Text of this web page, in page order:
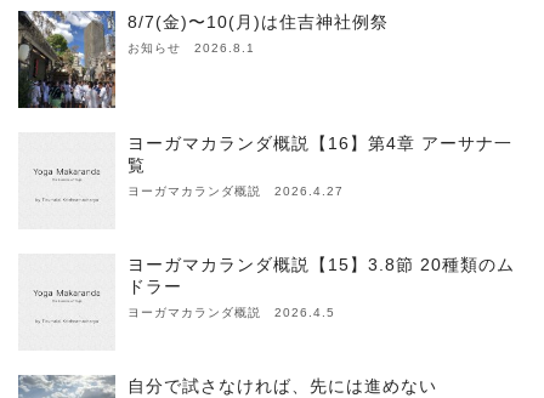
8/7(金)〜10(月)は住吉神社例祭
お知らせ 2026.8.1
ヨーガマカランダ概説【16】第4章 アーサナ一
覧
ヨーガマカランダ概説 2026.4.27
ヨーガマカランダ概説【15】3.8節 20種類のム
ドラー
ヨーガマカランダ概説 2026.4.5
自分で試さなければ、先には進めない